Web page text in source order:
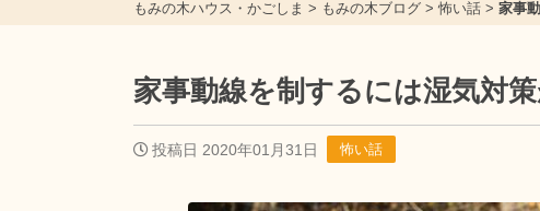
もみの木ハウス・かごしま > もみの木ブログ >怖い話 > 家事
家事動線を制するには湿気対
投稿日 2020年01月31日 怖い話